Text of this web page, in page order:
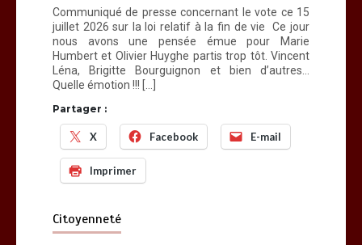
Communiqué de presse concernant le vote ce 15
juillet 2026 sur la loi relatif à la fin de vie Ce jour
nous avons une pensée émue pour Marie
Humbert et Olivier Huyghe partis trop tôt. Vincent
Léna, Brigitte Bourguignon et bien d’autres…
Quelle émotion !!! […]
Partager :
X Facebook E-mail
Imprimer
Citoyenneté